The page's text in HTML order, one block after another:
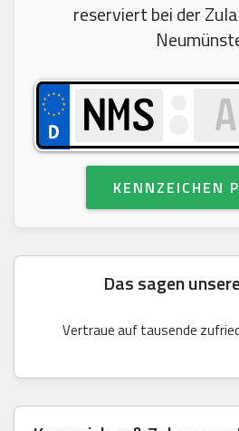
reserviert bei der
KENNZEICHEN
Das sagen
Vertraue auf tausende